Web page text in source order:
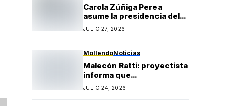
Carola Zúñiga Perea
asume la presidencia del
Rotary Club Puerto Bravo
Mollendo y anuncia
provincia de Islay
JULIO 27, 2026
MollendoNoticias
Malecón Ratti: proyectista
informa que
observaciones técnicas
mantienen paralizada la
JULIO 24, 2026